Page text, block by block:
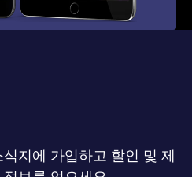
지에 가입하고 할인 및 제